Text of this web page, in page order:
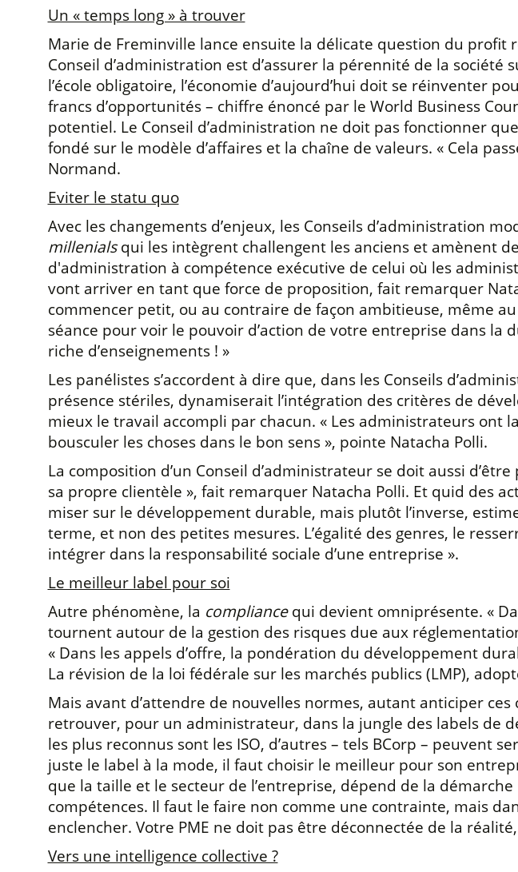
Un « temps long » à trouver
Marie de Freminville lance ensuite la délicate question du profit
Conseil d’administration est d’assurer la pérennité de la
l’école obligatoire, l’économie d’aujourd’hui doit se réinventer
francs d’opportunités – chiffre énoncé par le World Business
potentiel. Le Conseil d’administration ne doit pas fonctionner
fondé sur le modèle d’affaires et la chaîne de valeurs. « Cela
Normand.
Eviter le statu quo
Avec les changements d’enjeux, les Conseils d’administration
millenialsqui les intègrent challengent les anciens et amènent
d'administration à compétence exécutive de celui où les
vont arriver en tant que force de proposition, fait remarquer
commencer petit, ou au contraire de façon ambitieuse, même
séance pour voir le pouvoir d’action de votre entreprise dans la
riche d’enseignements ! »
Les panélistes s’accordent à dire que, dans les Conseils
présence stériles, dynamiserait l’intégration des critères de
mieux le travail accompli par chacun. « Les administrateurs
bousculer les choses dans le bon sens », pointe Natacha Polli.
La composition d’un Conseil d’administrateur se doit aussi
sa propre clientèle », fait remarquer Natacha Polli. Et quid des
miser sur le développement durable, mais plutôt l’inverse,
terme, et non des petites mesures. L’égalité des genres, le
intégrer dans la responsabilité sociale d’une entreprise ».
Le meilleur label pour soi
Autre phénomène, la compliancequi devient omniprésente. «
tournent autour de la gestion des risques due aux
« Dans les appels d’offre, la pondération du développement
La révision de la loi fédérale sur les marchés publics (LMP),
Mais avant d’attendre de nouvelles normes, autant anticiper
retrouver, pour un administrateur, dans la jungle des labels de
les plus reconnus sont les ISO, d’autres – tels BCorp – peuvent
juste le label à la mode, il faut choisir le meilleur pour son
que la taille et le secteur de l’entreprise, dépend de la
compétences. Il faut le faire non comme une contrainte, mais
enclencher. Votre PME ne doit pas être déconnectée de la
Vers une intelligence collective ?